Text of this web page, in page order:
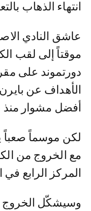
انتهاء الذهاب
عاشق النادي
دورتموند على
الأهداف عن
أفضل مشوار
لكن موسماً صعباً
مع الخروج من
المركز الرابع في
وسيشكّل الخروج